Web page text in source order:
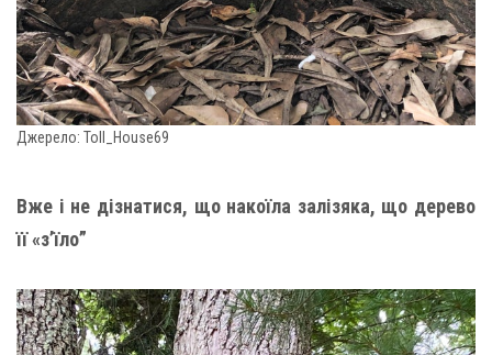
Джерело: Toll_House69
Вже і не дізнатися, що накоїла залізяка, що дерево
її «з’їло”